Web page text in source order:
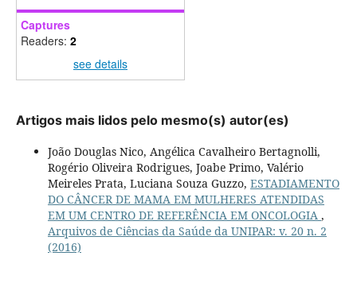
Captures
Readers: 2
see details
Artigos mais lidos pelo mesmo(s) autor(es)
João Douglas Nico, Angélica Cavalheiro Bertagnolli,
Rogério Oliveira Rodrigues, Joabe Primo, Valério
Meireles Prata, Luciana Souza Guzzo, ESTADIAMENTO
DO CÂNCER DE MAMA EM MULHERES ATENDIDAS
EM UM CENTRO DE REFERÊNCIA EM ONCOLOGIA ,
Arquivos de Ciências da Saúde da UNIPAR: v. 20 n. 2
(2016)